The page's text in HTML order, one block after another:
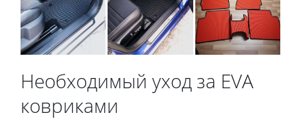
Необходимый уход за EVA
ковриками